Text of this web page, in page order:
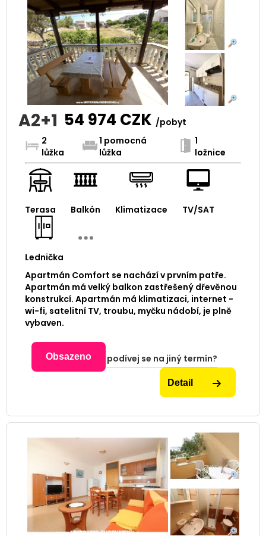
A2+1 54 974 CZK /pobyt
2
lůžka
1 pomocná
lůžka
1
ložnice
Terasa Balkón Klimatizace TV/SAT
Lednička
Apartmán Comfort se nachází v prvním patře.
Apartmán má velký balkon zastřešený dřevěnou
konstrukcí. Apartmán má klimatizaci, internet -
wi-fi, satelitní TV, troubu, myčku nádobí, je plně
vybaven.
Obsazeno podívej se na jiný termín?
Detail